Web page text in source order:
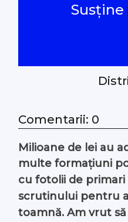
#PeScurt din
#Explicat
#Podcast
#Arhivă LIVE
Despre noi
Comentarii: 0
Milioane de lei au
multe formațiuni
cu fotolii de
scrutinului pentru
toamnă. Am vrut